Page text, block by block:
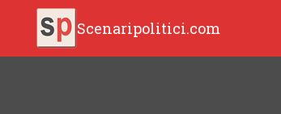
Scenaripolitici.com